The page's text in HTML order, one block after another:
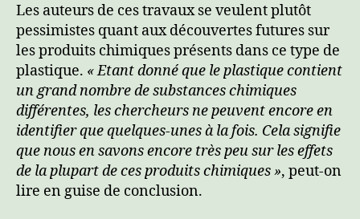
Les auteurs de ces travaux se veulent plutôt
pessimistes quant aux découvertes futures sur
les produits chimiques présents dans ce type de
plastique. « Etant donné que le plastique contient
un grand nombre de substances chimiques
différentes, les chercheurs ne peuvent encore en
identifier que quelques-unes à la fois. Cela signifie
que nous en savons encore très peu sur les effets
de la plupart de ces produits chimiques », peut-on
lire en guise de conclusion.